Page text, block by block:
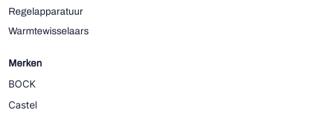
Regelapparatuur
Warmtewisselaars
Merken
BOCK
Castel